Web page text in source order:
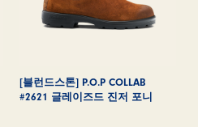
[블런드스톤] P.O.P COLLAB
#2621 글레이즈드 진저 포니